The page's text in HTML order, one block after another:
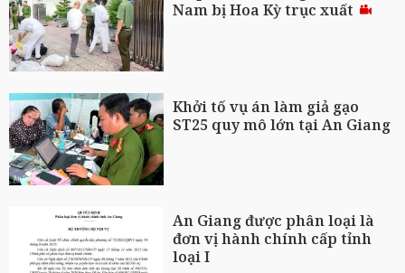
Nam bị Hoa Kỳ trục xuất
Khởi tố vụ án làm giả gạo
ST25 quy mô lớn tại An Giang
An Giang được phân loại là
đơn vị hành chính cấp tỉnh
loại I